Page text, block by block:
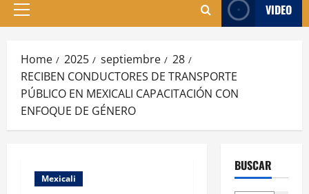
Primary
VIDEO
Home 2025 septiembre
28
RECIBEN CONDUCTORES DE TRANSPORTE
PÚBLICO EN MEXICALI CAPACITACIÓN CON
ENFOQUE DE GÉNERO
Mexicali
BUSCAR